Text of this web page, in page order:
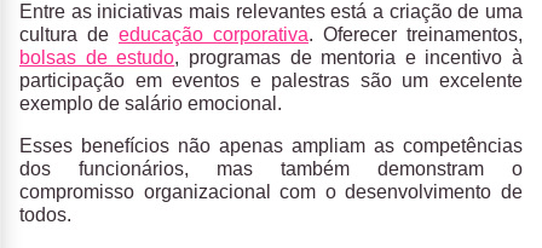
Entre as iniciativas mais relevantes está a criação de uma
cultura de educação corporativa. Oferecer treinamentos,
bolsas de estudo, programas de mentoria e incentivo à
participação em eventos e palestras são um excelente
exemplo de salário emocional.
Esses benefícios não apenas ampliam as competências
dos funcionários, mas também demonstram o
compromisso organizacional com o desenvolvimento de
todos.